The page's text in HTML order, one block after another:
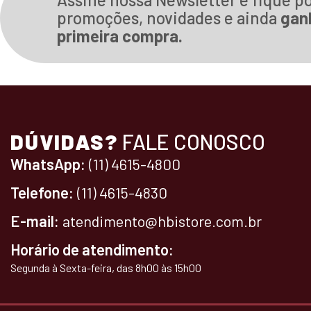
promoções, novidades e ainda
primeira compra.
DÚVIDAS? FALE CONOSCO
WhatsApp: (11) 4615-4800
Telefone: (11) 4615-4830
E-mail: atendimento@hbistore.com.br
Horário de atendimento:
Segunda à Sexta-feira, das 8h00 às 15h00